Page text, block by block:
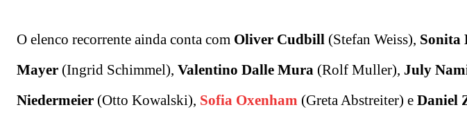
O elenco recorrente ainda conta com Oliver Cudbill (Stefan Weiss), Sonita
Mayer (Ingrid Schimmel), Valentino Dalle Mura (Rolf Muller), July
Niedermeier (Otto Kowalski), Sofia Oxenham (Greta Abstreiter) e Daniel